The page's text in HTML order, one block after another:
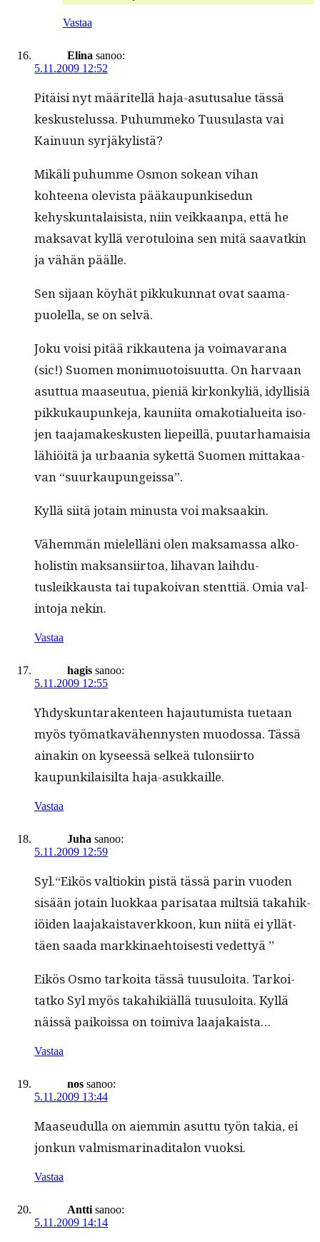
Vastaa
Elina sanoo:
5.11.2009 12:52
Pitäisi nyt määritel­lä haja-asu­tusalue tässä
keskustelus­sa. Puhum­meko Tuusu­las­ta vai
Kain­u­un syrjäkylistä?
Mikäli puhumme Osmon sokean vihan
kohteena ole­vista pääkaupunkise­dun
kehyskun­ta­lai­sista, niin veikkaan­pa, että he
mak­sa­vat kyl­lä vero­tu­loina sen mitä saa­vatkin
ja vähän päälle.
Sen sijaan köy­hät pikkukun­nat ovat saama­
puolel­la, se on selvä.
Joku voisi pitää rikkaut­e­na ja voimavarana
(sic!) Suomen mon­imuo­toisu­ut­ta. On har­vaan
asut­tua maaseu­tua, pieniä kirkonkyliä, idyl­lisiä
pikkukaupunke­ja, kau­ni­ita omako­tialuei­ta iso­
jen taa­ja­makeskusten liepeil­lä, puu­tarhamaisia
lähiöitä ja urbaa­nia syket­tä Suomen mit­takaa­
van “suurkaupungeis­sa”.
Kyl­lä siitä jotain minus­ta voi maksaakin.
Vähem­män mielel­läni olen mak­samas­sa alko­
holistin mak­san­si­ir­toa, liha­van lai­h­du­
tusleikkaus­ta tai tupakoivan stent­tiä. Omia val­
in­to­ja nekin.
Vastaa
hagis sanoo:
5.11.2009 12:55
Yhdyskun­tarak­en­teen hajau­tu­mista tue­taan
myös työ­matkavähen­nys­ten muo­dos­sa. Tässä
ainakin on kyseessä selkeä tulon­si­ir­to
kaupunki­laisil­ta haja-asukkaille.
Vastaa
Juha sanoo:
5.11.2009 12:59
Syl.“Eikös val­tiokin pistä tässä parin vuo­den
sisään jotain luokkaa parisa­taa milt­siä takahik­
iöi­den laa­jakaistaverkkoon, kun niitä ei yllät­
täen saa­da markki­nae­htois­es­ti vedettyä ”
Eikös Osmo tarkoi­ta tässä tuusu­loi­ta. Tarkoi­
tatko Syl myös takahik­iäl­lä tuusu­loi­ta. Kyl­lä
näis­sä paikois­sa on toimi­va laajakaista…
Vastaa
nos sanoo:
5.11.2009 13:44
Maaseudul­la on aiem­min asut­tu työn takia, ei
jonkun valmis­mari­na­di­talon vuoksi.
Vastaa
Antti sanoo:
5.11.2009 14:14